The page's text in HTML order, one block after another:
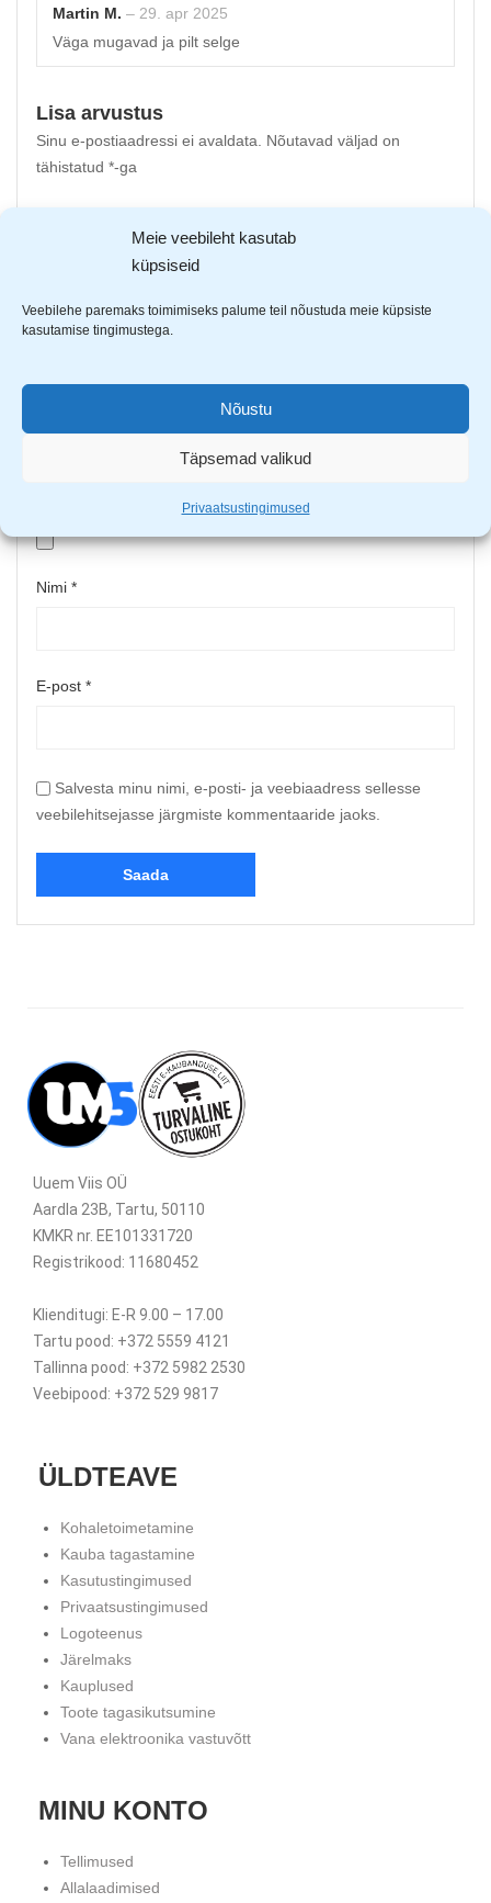
Meie veebileht kasutab
küpsiseid
Veebilehe paremaks toimimiseks palume teil nõustuda meie küpsiste
kasutamise tingimustega.
Nõustu
Täpsemad valikud
Privaatsustingimused
Martin M. – 29. apr 2025
Väga mugavad ja pilt selge
Lisa arvustus
Sinu e-postiaadressi ei avaldata.
Nõutavad väljad on
tähistatud *-ga
Sinu arvustus*
Nimi *
E-post *
Salvesta minu nimi, e-posti- ja veebiaadress sellesse
veebilehitsejasse järgmiste kommentaaride jaoks.
Uuem Viis OÜ
Aardla 23B, Tartu, 50110
KMKR nr. EE101331720
Registrikood: 11680452
Klienditugi: E-R 9.00 – 17.00
Tartu pood: +372 5559 4121
Tallinna pood: +372 5982 2530
Veebipood: +372 529 9817
ÜLDTEAVE
Kohaletoimetamine
Kauba tagastamine
Kasutustingimused
Privaatsustingimused
Logoteenus
Järelmaks
Kauplused
Toote tagasikutsumine
Vana elektroonika vastuvõtt
MINU KONTO
Tellimused
Allalaadimised